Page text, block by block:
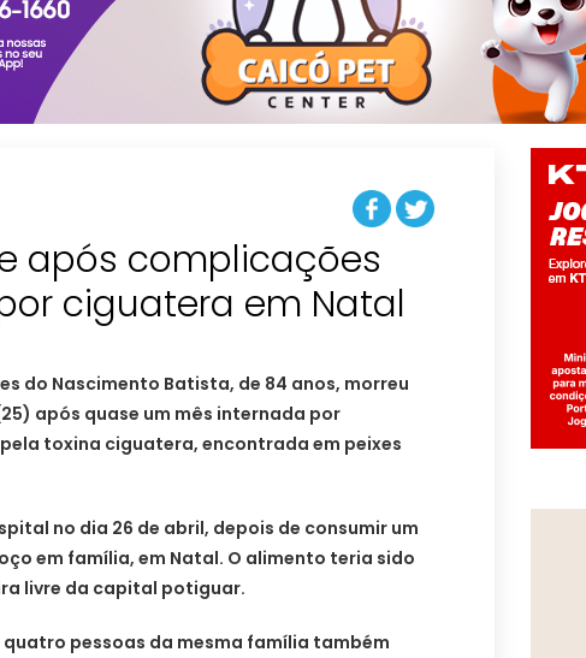
após complicações
ciguatera em Natal
do Nascimento Batista, de 84 anos, morreu
após quase um mês internada por
toxina ciguatera, encontrada em peixes
no dia 26 de abril, depois de consumir um
em família, em Natal. O alimento teria sido
livre da capital potiguar.
pessoas da mesma família também